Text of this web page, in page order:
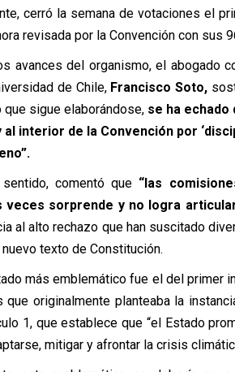
cerró la semana de votaciones el
revisada por la Convención con sus
avances del organismo, el abogado
de Chile, Francisco Soto,
que sigue elaborándose, se ha
al interior de la Convención por
comentó que “las
veces sorprende y no logra
al alto rechazo que han suscitado
texto de Constitución.
más emblemático fue el del primer
que originalmente planteaba la
1, que establece que “el Estado
mitigar y afrontar la crisis